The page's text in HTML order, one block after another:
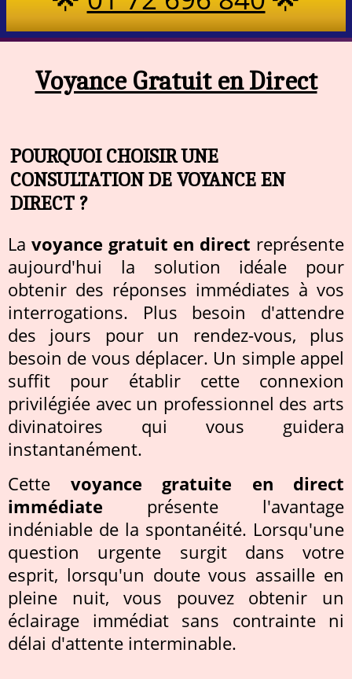
Voyance Gratuit en Direct
POURQUOI CHOISIR UNE
CONSULTATION DE VOYANCE EN
DIRECT ?
La voyance gratuit en direct représente
aujourd'hui la solution idéale pour
obtenir des réponses immédiates à vos
interrogations. Plus besoin d'attendre
des jours pour un rendez-vous, plus
besoin de vous déplacer. Un simple appel
suffit pour établir cette connexion
privilégiée avec un professionnel des arts
divinatoires qui vous guidera
instantanément.
Cette voyance gratuite en direct
immédiate présente l'avantage
indéniable de la spontanéité. Lorsqu'une
question urgente surgit dans votre
esprit, lorsqu'un doute vous assaille en
pleine nuit, vous pouvez obtenir un
éclairage immédiat sans contrainte ni
délai d'attente interminable.